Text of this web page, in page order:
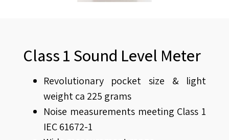
Class 1 Sound Level Meter
Revolutionary pocket size & light
weight ca 225 grams
Noise measurements meeting Class 1
IEC 61672-1